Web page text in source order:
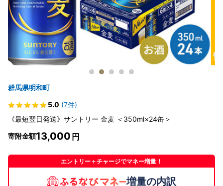
群馬県明和町
5.0 (7件)
《最短翌日発送》サントリー 金麦 ＜350ml×24缶＞
寄附金額13,000
エントリー＋チャージでマネー増量！
増量の内訳